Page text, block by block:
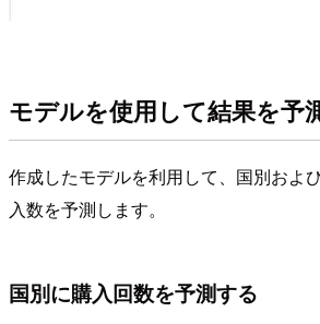
モデルを使用して結果を予
作成したモデルを利用して、国別およ
入数を予測します。
国別に購入回数を予測する